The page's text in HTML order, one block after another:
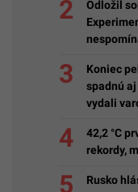
Odložil
Koniec
spadnú
vydali
42,2 °C
rekordy,
Rusko